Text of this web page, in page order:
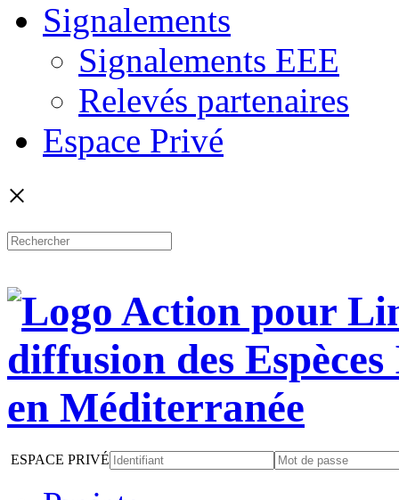
Signalements
Signalements EEE
Relevés partenaires
Espace Privé
×
ESPACE PRIVÉ